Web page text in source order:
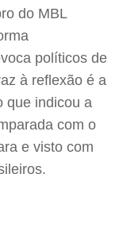
do MBL
políticos de
à reflexão é a
que indicou a
com o
e visto com